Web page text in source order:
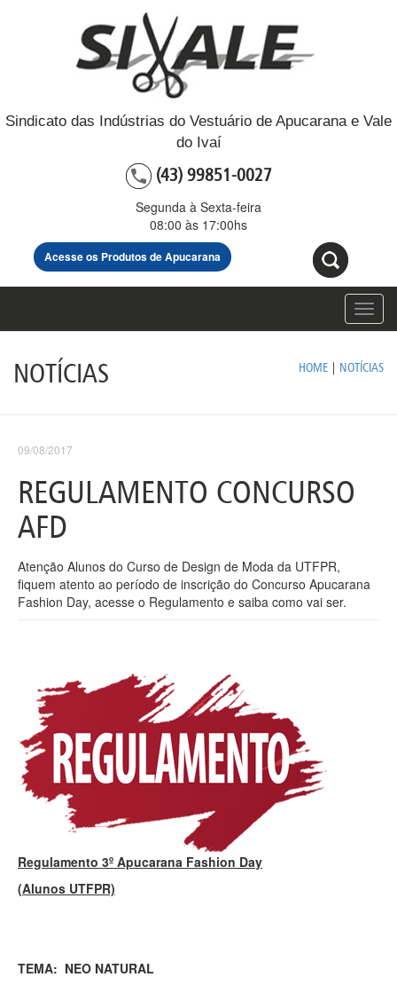
Sindicato das Indústrias do Vestuário de Apucarana e Vale
do Ivaí
(43) 99851-0027
Segunda à Sexta-feira
08:00 às 17:00hs
Acesse os Produtos de Apucarana
NOTÍCIAS HOME | NOTÍCIAS
09/08/2017
REGULAMENTO CONCURSO
AFD
Atenção Alunos do Curso de Design de Moda da UTFPR,
fiquem atento ao período de inscrição do Concurso Apucarana
Fashion Day, acesse o Regulamento e saiba como vai ser.
Regulamento 3º Apucarana Fashion Day
(Alunos UTFPR)
TEMA: NEO NATURAL